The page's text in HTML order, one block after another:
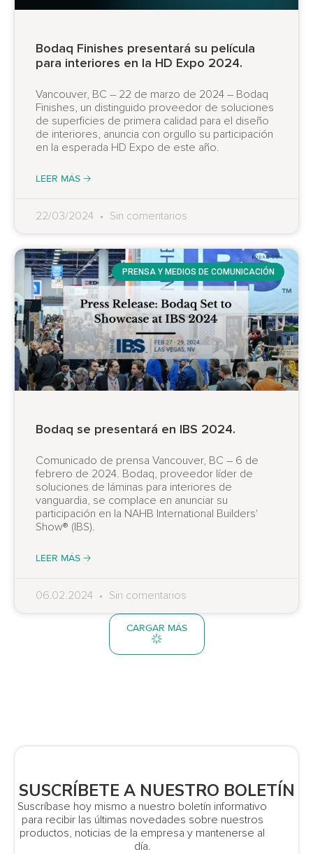
Bodaq Finishes presentará su película
para interiores en la HD Expo 2024.
Vancouver, BC – 22 de marzo de 2024 – Bodaq
Finishes, un distinguido proveedor de soluciones
de superficies de primera calidad para el diseño
de interiores, anuncia con orgullo su participación
en la esperada HD Expo de este año.
LEER MÁS 🡢
22/03/2024 Sin comentarios
PRENSA Y MEDIOS DE COMUNICACIÓN
Bodaq se presentará en IBS 2024.
Comunicado de prensa Vancouver, BC – 6 de
febrero de 2024. Bodaq, proveedor líder de
soluciones de láminas para interiores de
vanguardia, se complace en anunciar su
participación en la NAHB International Builders'
Show® (IBS).
LEER MÁS 🡢
06.02.2024 Sin comentarios
CARGAR MÁS
SUSCRÍBETE A NUESTRO BOLETÍN
Suscríbase hoy mismo a nuestro boletín informativo
para recibir las últimas novedades sobre nuestros
productos, noticias de la empresa y mantenerse al
día.